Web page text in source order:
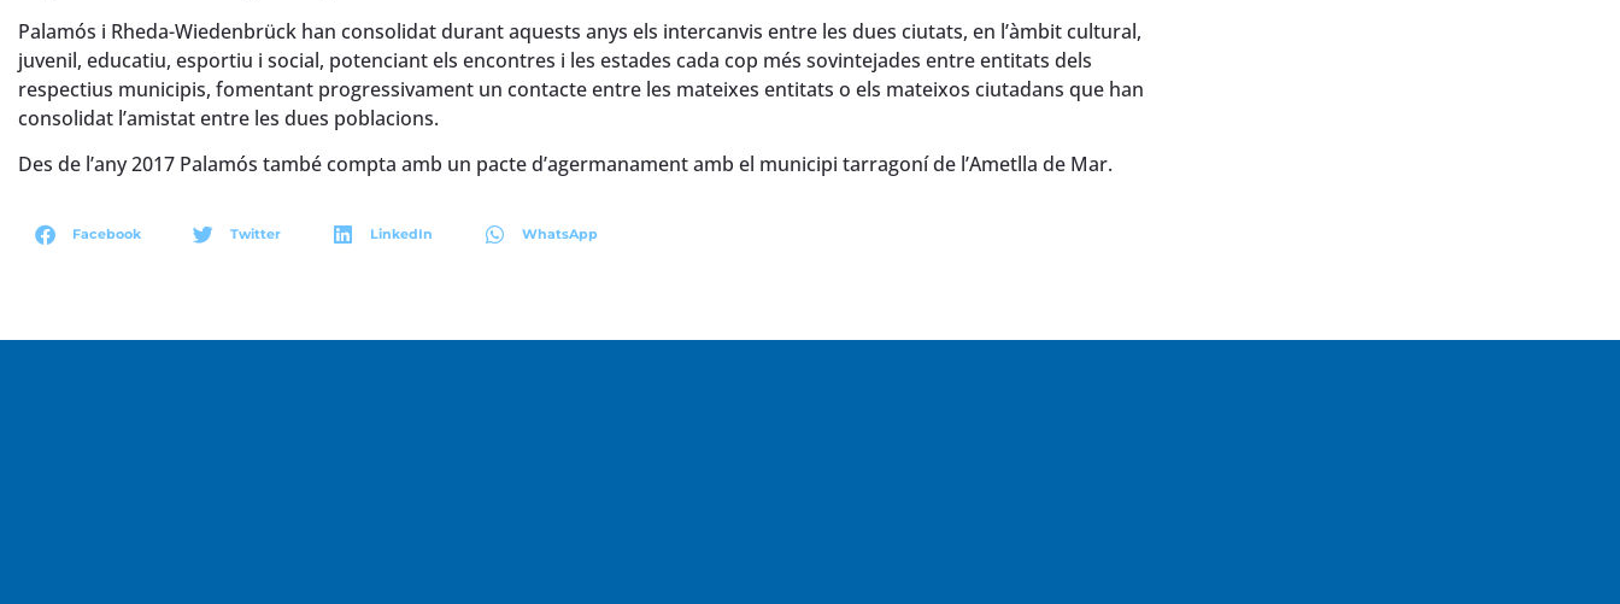
Palamós i Rheda-Wiedenbrück han consolidat durant aquests anys els intercanvis entre les dues ciutats, en l’àmbit cultural,
juvenil, educatiu, esportiu i social, potenciant els encontres i les estades cada cop més sovintejades entre entitats dels
respectius municipis, fomentant progressivament un contacte entre les mateixes entitats o els mateixos ciutadans que han
consolidat l’amistat entre les dues poblacions.
Des de l’any 2017 Palamós també compta amb un pacte d’agermanament amb el municipi tarragoní de l’Ametlla de Mar.
Facebook Twitter LinkedIn WhatsApp